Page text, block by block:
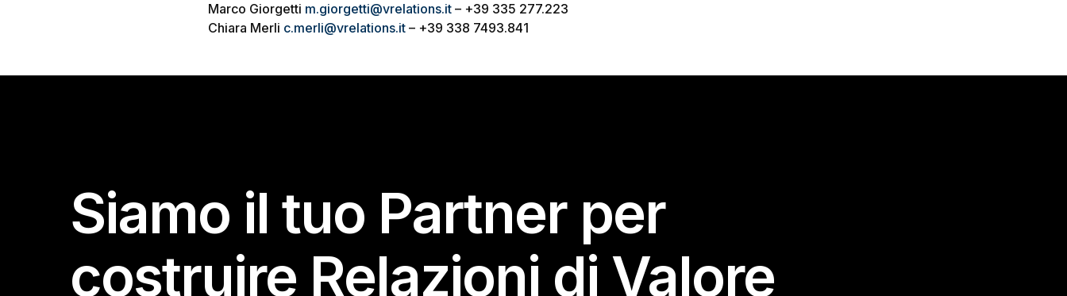
Marco Giorgetti m.giorgetti@vrelations.it – +39 335 277.223
Chiara Merli c.merli@vrelations.it – +39 338 7493.841
Siamo il tuo Partner per
costruire Relazioni di Valore